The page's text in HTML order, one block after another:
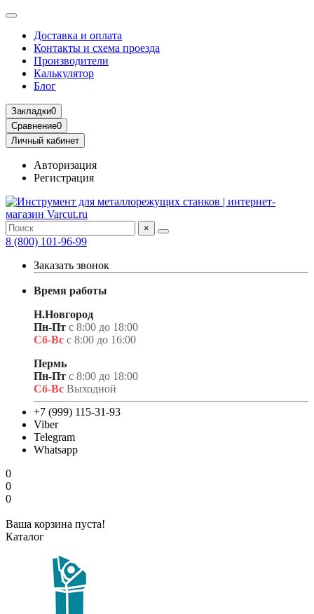
Доставка и оплата
Контакты и схема проезда
Производители
Калькулятор
Блог
Закладки0
Сравнение0
Личный кабинет
Авторизация
Регистрация
×
8 (800) 101-96-99
Заказать звонок
Время работы
Н.Новгород
Пн-Пт с 8:00 до 18:00
Сб-Вс с 8:00 до 16:00
Пермь
Пн-Пт с 8:00 до 18:00
Сб-Вс Выходной
+7 (999) 115-31-93
Viber
Telegram
Whatsapp
0
0
0
Ваша корзина пуста!
Каталог